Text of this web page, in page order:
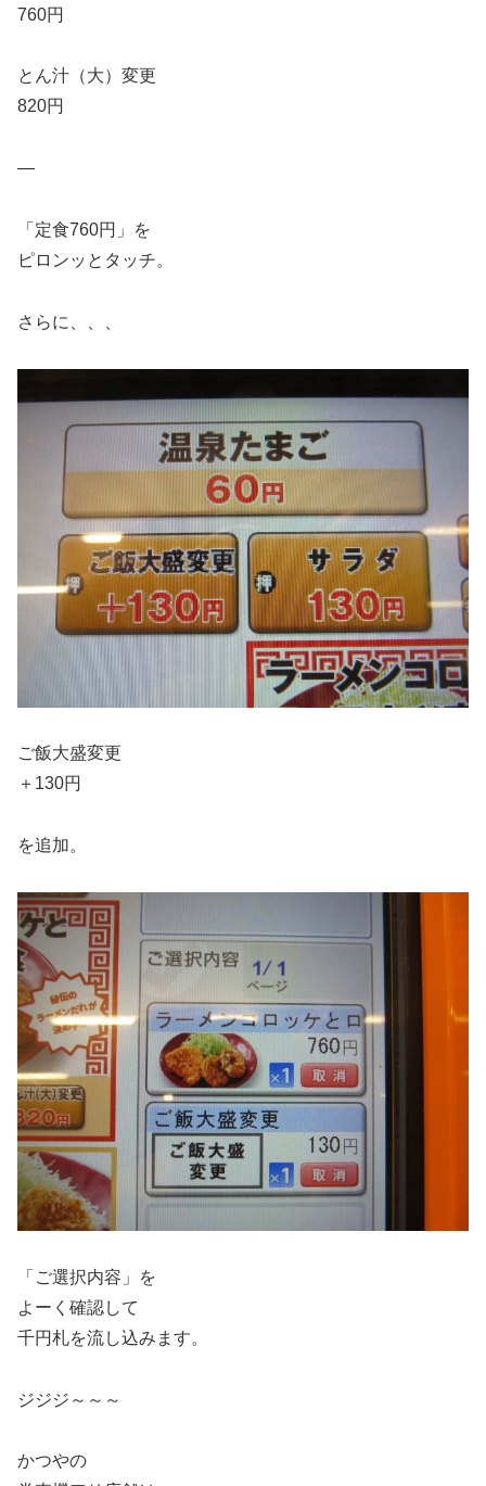
760円
とん汁（大）変更
820円
—
「定食760円」を
ピロンッとタッチ。
さらに、、、
ご飯大盛変更
＋130円
を追加。
「ご選択内容」を
よーく確認して
千円札を流し込みます。
ジジジ～～～
かつやの